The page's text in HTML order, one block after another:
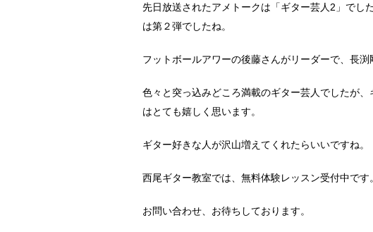
先日放送されたアメトークは「ギター芸人2」でし
は第２弾でしたね。
フットボールアワーの後藤さんがリーダーで、長
色々と突っ込みどころ満載のギター芸人でしたが
はとても嬉しく思います。
ギター好きな人が沢山増えてくれたらいいですね。
西尾ギター教室では、無料体験レッスン受付中です。
お問い合わせ、お待ちしております。